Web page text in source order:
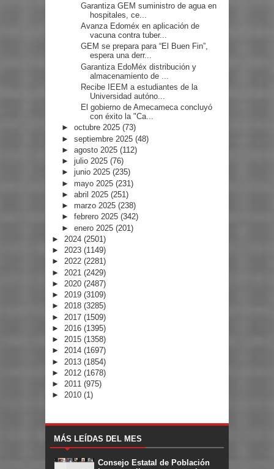
Garantiza GEM suministro de agua en
hospitales, ce...
Avanza Edoméx en aplicación de
vacuna contra tuber...
GEM se prepara para “El Buen Fin”,
espera una derr...
Garantiza EdoMéx distribución y
almacenamiento de ...
Recibe IEEM a estudiantes de la
Universidad autóno...
El gobierno de Amecameca concluyó
con éxito la "Ca...
► octubre 2025 (73)
► septiembre 2025 (48)
► agosto 2025 (112)
► julio 2025 (76)
► junio 2025 (235)
► mayo 2025 (231)
► abril 2025 (251)
► marzo 2025 (238)
► febrero 2025 (342)
► enero 2025 (201)
► 2024 (2501)
► 2023 (1149)
► 2022 (2281)
► 2021 (2429)
► 2020 (2487)
► 2019 (3109)
► 2018 (3285)
► 2017 (1509)
► 2016 (1395)
► 2015 (1358)
► 2014 (1697)
► 2013 (1854)
► 2012 (1678)
► 2011 (975)
► 2010 (1)
MÁS LEÍDAS DEL MES
Consejo Estatal de Población